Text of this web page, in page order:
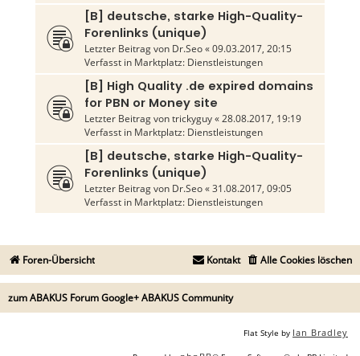
[B] deutsche, starke High-Quality-
Forenlinks (unique)
Letzter Beitrag von Dr.Seo«09.03.2017, 20:15
Verfasst in Marktplatz: Dienstleistungen
[B] High Quality .de expired domains
for PBN or Money site
Letzter Beitrag vontrickyguy«28.08.2017, 19:19
Verfasst in Marktplatz: Dienstleistungen
[B] deutsche, starke High-Quality-
Forenlinks (unique)
Letzter Beitrag von Dr.Seo«31.08.2017, 09:05
Verfasst in Marktplatz: Dienstleistungen
Foren-Übersicht Alle Cookies löschen
Kontakt
zum ABAKUS Forum Google+ ABAKUS Community
Flat Style by Ian Bradley